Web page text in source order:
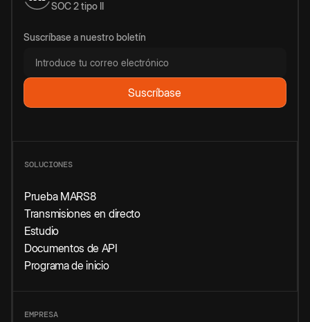
SOC 2 tipo II
Suscríbase a nuestro boletín
SOLUCIONES
Prueba MARS8
Transmisiones en directo
Estudio
Documentos de API
Programa de inicio
EMPRESA